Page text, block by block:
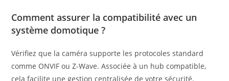
Comment assurer la compatibilité avec un
système domotique ?
Vérifiez que la caméra supporte les protocoles standard
comme ONVIF ou Z-Wave. Associée à un hub compatible,
cela facilite une gestion centralisée de votre sécurité.